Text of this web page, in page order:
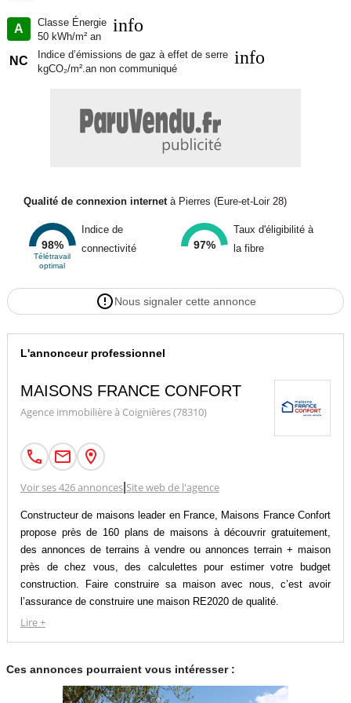
A
Classe Énergie
50 kWh/m² an
info
NC
Indice d’émissions de gaz à effet de serre
kgCO₂/m².an non communiqué
info
Qualité de connexion internetà Pierres (Eure-et-Loir 28)
98%
Télétravail
optimal
Indice de
connectivité
97%
Taux d'éligibilité à
la fibre
Nous signaler cette annonce
L'annonceur professionnel
MAISONS FRANCE CONFORT
Agence immobilière à Coignières (78310)
Voir ses 426 annonces| Site web de l'agence
Constructeur de maisons leader en France, Maisons France Confort
propose près de 160 plans de maisons à découvrir gratuitement,
des annonces de terrains à vendre ou annonces terrain + maison
près de chez vous, des calculettes pour estimer votre budget
construction. Faire construire sa maison avec nous, c’est avoir
l’assurance de construire une maison RE2020 de qualité.
Faire appel à un constructeur pour son projet de construction de
Ce choix est celui de la sécurité, en choisissant un constructeur
comme Maisons France Confort vous profitez des garanties du
Lire +
Ces annonces pourraient vous intéresser :